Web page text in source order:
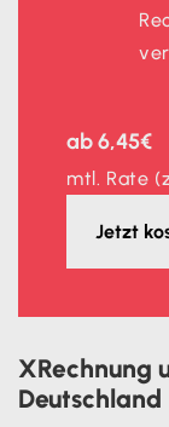
ab 6,45€
mtl. Rate
Jetzt
XRechnung
Deutschland